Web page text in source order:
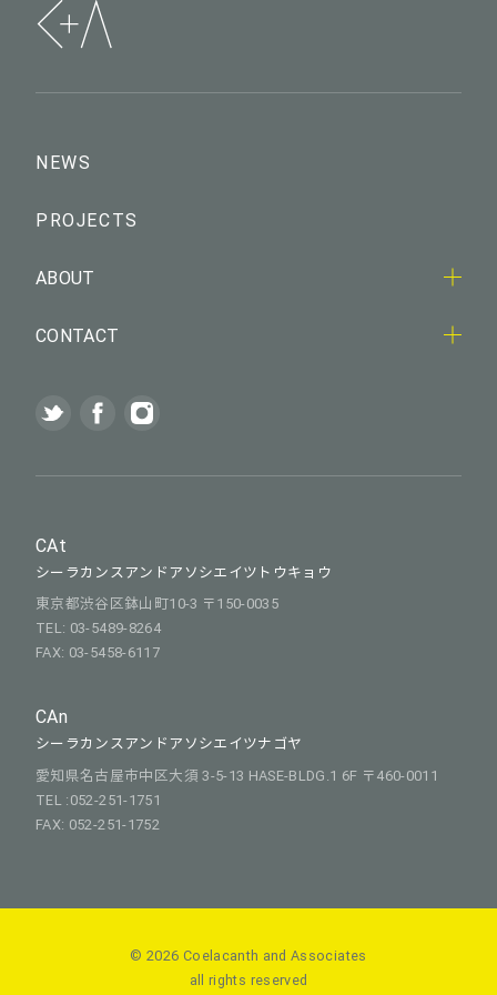
NEWS
PROJECTS
ABOUT
CONTACT
CAt
シーラカンスアンドアソシエイツトウキョウ
東京都渋谷区鉢山町10-3 〒150-0035
TEL: 03-5489-8264
FAX: 03-5458-6117
CAn
シーラカンスアンドアソシエイツナゴヤ
愛知県名古屋市中区大須 3-5-13 HASE-BLDG.1 6F 〒460-0011
TEL :052-251-1751
FAX: 052-251-1752
© 2026 Coelacanth and Associates
all rights reserved